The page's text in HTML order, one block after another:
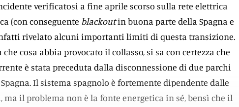
verificatosi a fine aprile scorso sulla rete elettrica
(con conseguente blackoutin buona parte della Spagna e
rivelato alcuni importanti limiti di questa transizione.
cosa abbia provocato il collasso, si sa con certezza che
è stata preceduta dalla disconnessione di due parchi
Il sistema spagnolo è fortemente dipendente dalle
il problema non è la fonte energetica in sé, bensì che il